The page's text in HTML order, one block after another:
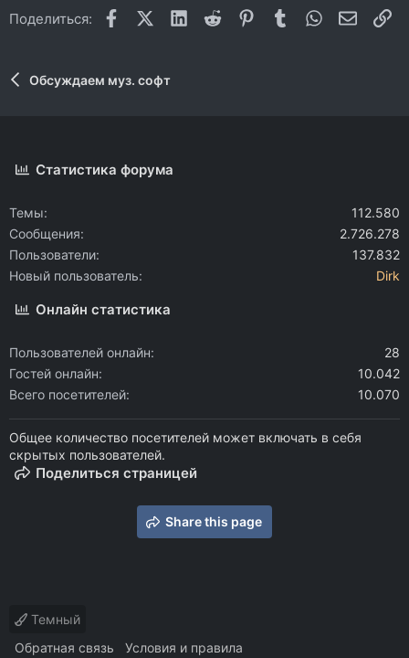
Поделиться: FacebookX (Twitter)
LinkedIn
Reddit Pinterest
Tumblr WhatsApp
Обсуждаем муз. софт
Статистика форума
Темы
112.580
Сообщения
2.726.278
Пользователи
137.832
Новый пользователь
Dirk
Онлайн статистика
Пользователей онлайн
28
Гостей онлайн
10.042
Всего посетителей
10.070
Общее количество посетителей может включать в себя
скрытых пользователей.
Поделиться страницей
Share this page
Темный
Обратная связь
Условия и правила